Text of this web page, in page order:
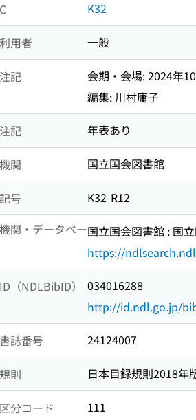
K32
用者 一般
記
会期・会場: 2024年
編集: 川村庸子
記 年表あり
関 国立国会図書館
号
K32-R12
関・データベー国立国会図書館 : 国
https://
（NDLBibID）
034016288
http://id.ndl.go.jp/
誌番号 24124007
則 日本目録規則2018年
分コード 111